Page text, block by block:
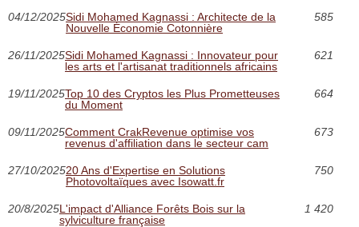
04/12/2025Sidi Mohamed Kagnassi : Architecte de la
Nouvelle Économie Cotonnière
585
26/11/2025Sidi Mohamed Kagnassi : Innovateur pour
les arts et l'artisanat traditionnels africains
621
19/11/2025Top 10 des Cryptos les Plus Prometteuses
du Moment
664
09/11/2025Comment CrakRevenue optimise vos
revenus d'affiliation dans le secteur cam
673
27/10/202520 Ans d'Expertise en Solutions
Photovoltaïques avec Isowatt.fr
750
20/8/2025L'impact d'Alliance Forêts Bois sur la
sylviculture française
1 420